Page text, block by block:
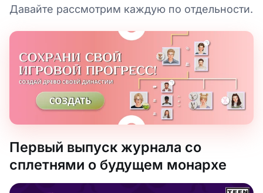
Давайте рассмотрим каждую по отдельности.
Первый выпуск журнала со
сплетнями о будущем монархе